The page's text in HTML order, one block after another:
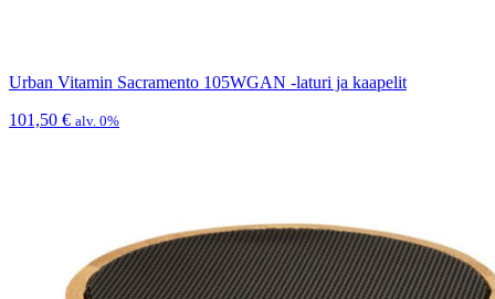
Urban Vitamin Sacramento 105WGAN -laturi ja kaapelit
101,50 € alv. 0%